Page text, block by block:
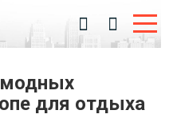
для отдыха